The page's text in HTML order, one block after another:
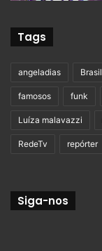
Tags
angeladias Brasil
famosos funk
Luíza malavazzi
RedeTv repórter
Siga-nos